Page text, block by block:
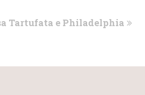
Tartufata e Philadelphia